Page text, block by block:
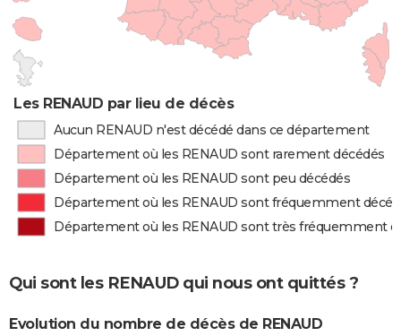
Les RENAUD par lieu de décès
Aucun RENAUD n'est décédé dans ce département
Département où les RENAUD sont rarement décédés
Département où les RENAUD sont peu décédés
Département où les RENAUD sont fréquemment
Département où les RENAUD sont très fréquemment
Qui sont les RENAUD qui nous ont quittés ?
Evolution du nombre de décès de RENAUD